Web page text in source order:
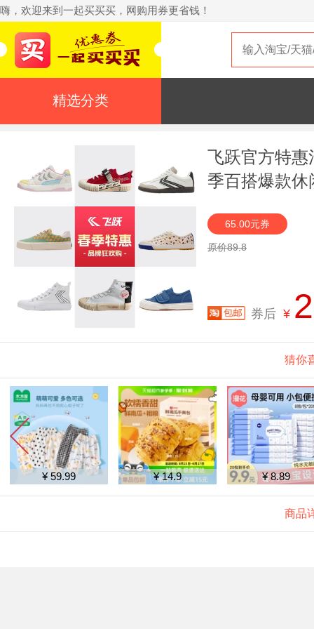
嗨，欢迎来到一起买买买，网购用券更省钱！
精选分类
飞跃官方特惠
季百搭爆款休
65.00元券
原价89.8
券后 ¥
猜你
¥ 59.99 ¥ 14.9 ¥ 8.89
商品